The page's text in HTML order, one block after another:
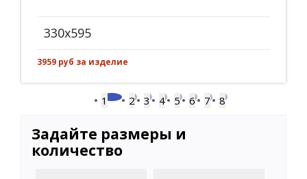
330x595
3959 руб за изделие
1 2 3 4 5 6 7 8
Задайте размеры и
количество